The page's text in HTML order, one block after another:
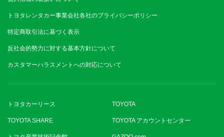
トヨタレンタカー事業会社各社のプライバシーポリシー
特定商取引法に基づく表示
反社会的勢力に対する基本方針について
カスタマーハラスメントへの対応について
トヨタカーリース TOYOTA
TOYOTA SHARE TOYOTA アカウントセンター